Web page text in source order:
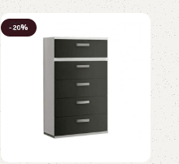
-20%